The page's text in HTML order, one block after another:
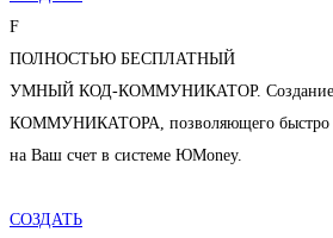
F
ПОЛНОСТЬЮ БЕСПЛАТНЫЙ
УМНЫЙ КОД-КОММУНИКАТОР. Создание
КОММУНИКАТОРА, позволяющего быстро
на Ваш счет в системе ЮMoney.
СОЗДАТЬ